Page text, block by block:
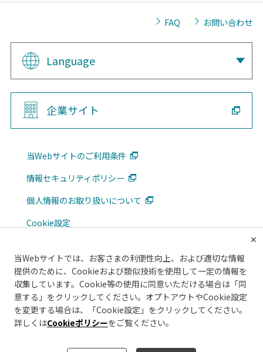
FAQ お問い合わせ
Language
企業サイト
当Webサイトのご利用条件
情報セキュリティポリシー
個人情報のお取り扱いについて
Cookie設定
メルマガ
このWebサイトは、首都高速道路株式会社により運営されております。
当Webサイトでは、お客さまの利便性向上、および適切な情報
提供のために、Cookieおよび類似技術を使用して一定の情報を
収集しています。Cookie等の使用に同意いただける場合は「同
意する」をクリックしてください。オプトアウトやCookie設定
を変更する場合は、「Cookie設定」をクリックしてください。
詳しくはCookieポリシーをご覧ください。
✕